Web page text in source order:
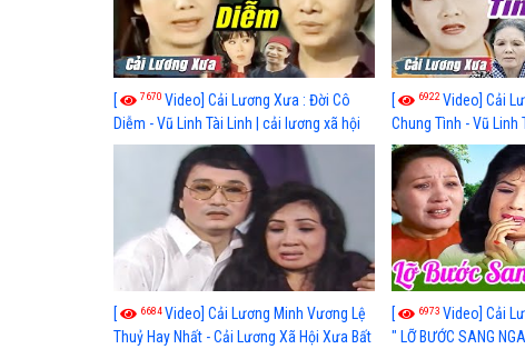
[ 7670 Video] Cải Lương Xưa : Đời Cô
Diễm - Vũ Linh Tài Linh | cải lương xã hội
hay nhất
[ 6922Video] Cải
Chung Tình - Vũ Linh
lương xã hội hay nhất
[ 6684Video] Cải Lương Minh Vương Lệ
Thuỷ Hay Nhất - Cải Lương Xã Hội Xưa Bất
[ 6973 Video] Cải
" LỠ BƯỚC SANG